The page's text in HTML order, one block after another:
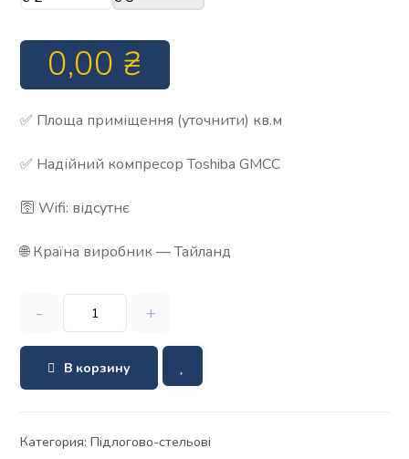
0,00 ₴
✅ Площа приміщення (уточнити) кв.м
✅ Надійний компресор Toshiba GMCC
🛜 Wifi: відсутнє
🌐 Країна виробник — Тайланд
- +
В корзину
Категория:Підлогово-стельові